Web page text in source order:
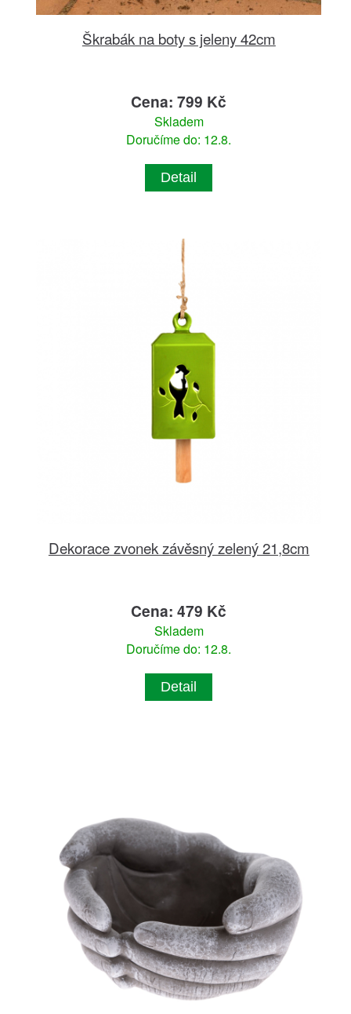
Škrabák na boty s jeleny 42cm
Cena: 799 Kč
Skladem
Doručíme do: 12.8.
Detail
Dekorace zvonek závěsný zelený 21,8cm
Cena: 479 Kč
Skladem
Doručíme do: 12.8.
Detail